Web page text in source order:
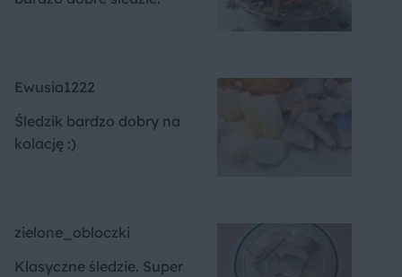
Ewusia1222
Śledzik bardzo dobry na
kolację :)
zielone_obloczki
Klasyczne śledzie. Super